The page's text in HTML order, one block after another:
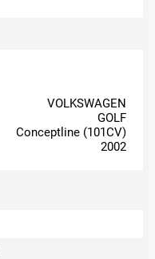
VOLKSWAGEN
GOLF
Conceptline (101CV)
2002